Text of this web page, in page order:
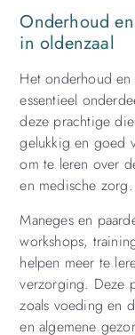
Onderhoud
in oldenzaal
Het onderhoud
essentieel
deze prachtige
gelukkig en goed
om te leren over
en medische zorg.
Maneges en
workshops,
helpen meer te
verzorging. Deze
zoals voeding en
en algemene